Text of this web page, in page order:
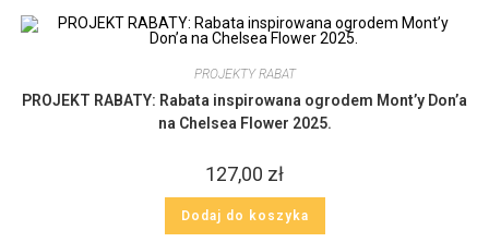
PROJEKTY RABAT
PROJEKT RABATY: Rabata inspirowana ogrodem Mont’y Don’a
na Chelsea Flower 2025.
127,00 zł
Dodaj do koszyka